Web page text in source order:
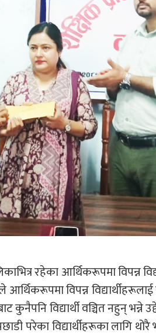
रहेका आर्थिकरूपमा विपन्न
विपन्न विद्यार्थीहरूलाई
विद्यार्थी वञ्चित नहुन् भन्ने
परेका विद्यार्थीहरूका लागि